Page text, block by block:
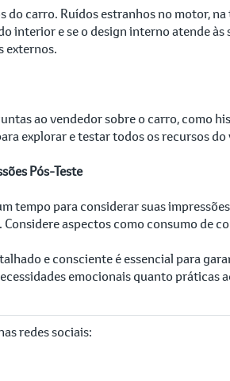
do carro. Ruídos estranhos no motor,
interior e se o design interno atende
externos.
ao vendedor sobre o carro, como
explorar e testar todos os recursos
Pós-Teste
tempo para considerar suas
Considere aspectos como consumo de
e consciente é essencial para
emocionais quanto práticas
redes sociais: